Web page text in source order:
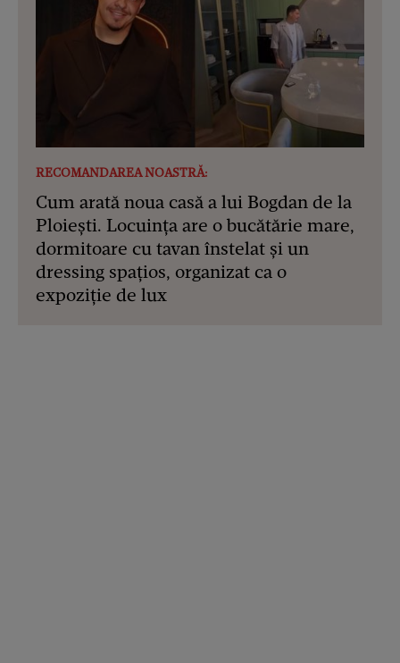
RECOMANDAREA NOASTRĂ:
Cum arată noua casă a lui Bogdan de la
Ploiești. Locuința are o bucătărie mare,
dormitoare cu tavan înstelat și un
dressing spațios, organizat ca o
expoziție de lux